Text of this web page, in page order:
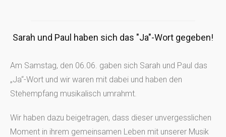
Sarah und Paul haben sich das "Ja"-Wort gegeben!
Am Samstag, den 06.06. gaben sich Sarah und Paul das
„Ja“-Wort und wir waren mit dabei und haben den
Stehempfang musikalisch umrahmt.
Wir haben dazu beigetragen, dass dieser unvergesslichen
Moment in ihrem gemeinsamen Leben mit unserer Musik